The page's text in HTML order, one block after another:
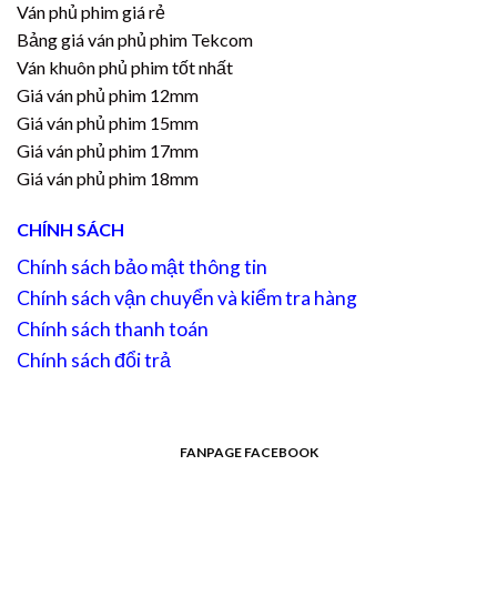
Ván phủ phim giá rẻ
Bảng giá ván phủ phim Tekcom
Ván khuôn phủ phim tốt nhất
Giá ván phủ phim 12mm
Giá ván phủ phim 15mm
Giá ván phủ phim 17mm
Giá ván phủ phim 18mm
CHÍNH SÁCH
Chính sách bảo mật thông tin
Chính sách vận chuyển và kiểm tra hàng
Chính sách thanh toán
Chính sách đổi trả
FANPAGE FACEBOOK